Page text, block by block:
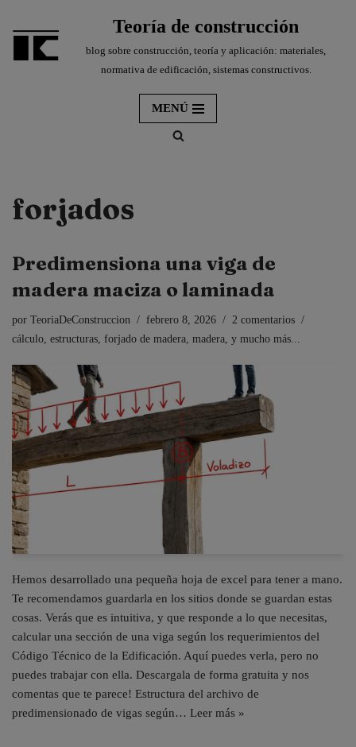
al
Teoría de construcción
blog sobre construcción, teoría y aplicación: materiales,
normativa de edificación, sistemas constructivos.
MENÚ
forjados
Predimensiona una viga de
madera maciza o laminada
por TeoriaDeConstruccion febrero 8, 2026
2 comentarios
cálculo, estructuras, forjado de madera, madera, y mucho más...
Hemos desarrollado una pequeña hoja de excel para tener a mano.
Te recomendamos guardarla en los sitios donde se guardan estas
cosas. Verás que es intuitiva, y que responde a lo que necesitas,
calcular una sección de una viga según los requerimientos del
Código Técnico de la Edificación. Aquí puedes verla, pero no
puedes trabajar con ella. Descargala de forma gratuita y nos
comentas que te parece! Estructura del archivo de
predimensionado de vigas según… Leer más »